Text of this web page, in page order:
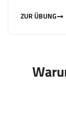
ZUR ÜBUNG